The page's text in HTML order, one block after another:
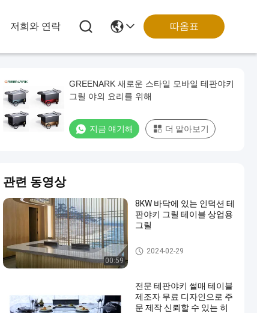
저희와 연락 따옴표
GREENARK 새로운 스타일 모바일 테판야키
그릴 야외 요리를 위해
지금 얘기해 더 알아보기
관련 동영상
00:59
8KW 바닥에 있는 인덕션 테
판야키 그릴 테이블 상업용
그릴
테프퍼니아키 그릴 표
2024-02-29
전문 테판야키 썰매 테이블
제조자 무료 디자인으로 주
문 제작 신뢰할 수 있는 히